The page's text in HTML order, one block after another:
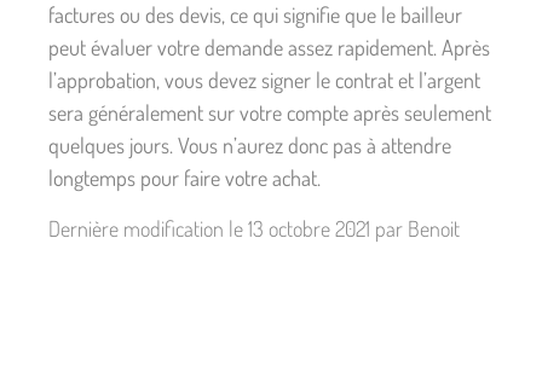
factures ou des devis, ce qui signifie que le bailleur
peut évaluer votre demande assez rapidement. Après
l’approbation, vous devez signer le contrat et l’argent
sera généralement sur votre compte après seulement
quelques jours. Vous n’aurez donc pas à attendre
longtemps pour faire votre achat.
Dernière modification le 13 octobre 2021 par Benoit